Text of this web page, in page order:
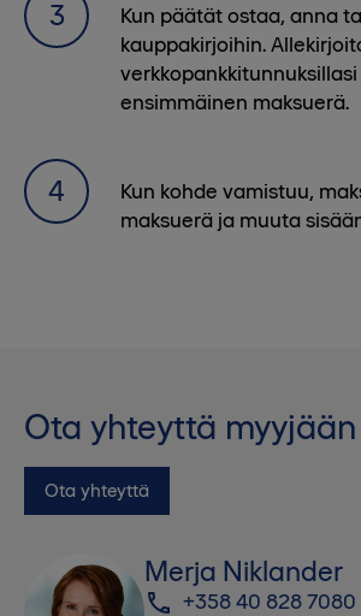
Kun päätät ostaa, anna
kauppakirjoihin.
ensimmäinen maksuerä.
Kun kohde vamistuu,
maksuerä ja muuta
Ota yhteyttä myyjään
Ota yhteyttä
Merja Niklander
+358 40 828 7080